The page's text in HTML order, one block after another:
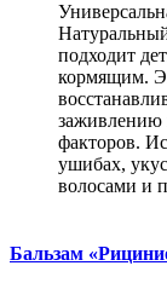
подходит
кормящим.
заживлению
факторов.
ушибах,
волосами и
Бальзам